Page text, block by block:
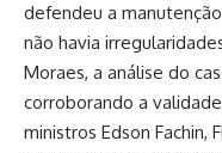
defendeu a
não havia
Moraes, a análise do
corroborando a
ministros Edson Fachin,